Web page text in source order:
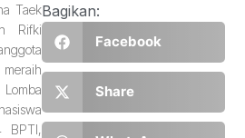
Taek
Rifki
BPTI,
Bagikan:
Facebook
Share